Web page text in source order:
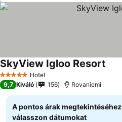
5 KategóriaHotel
SkyView Igloo Resort
9,7 Kiváló 156 Rovaniemi
A pontos árak megtekintéséhez
válasszon dátumokat